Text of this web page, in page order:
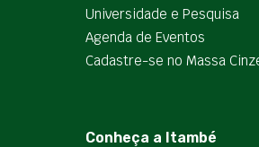
Universidade e Pesquisa
Agenda de Eventos
Cadastre-se no Massa
Conheça a Itambé